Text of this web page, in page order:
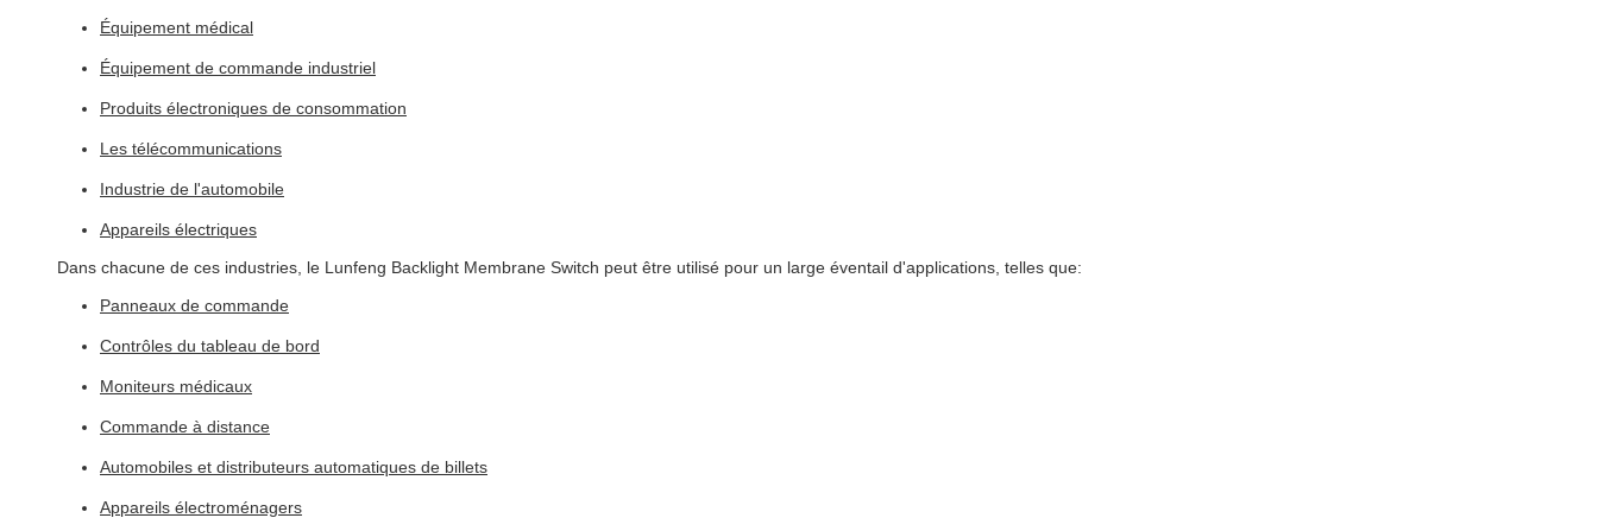
Équipement médical
Équipement de commande industriel
Produits électroniques de consommation
Les télécommunications
Industrie de l'automobile
Appareils électriques
Dans chacune de ces industries, le Lunfeng Backlight Membrane Switch peut être utilisé pour un large éventail d'applications, telles que:
Panneaux de commande
Contrôles du tableau de bord
Moniteurs médicaux
Commande à distance
Automobiles et distributeurs automatiques de billets
Appareils électroménagers